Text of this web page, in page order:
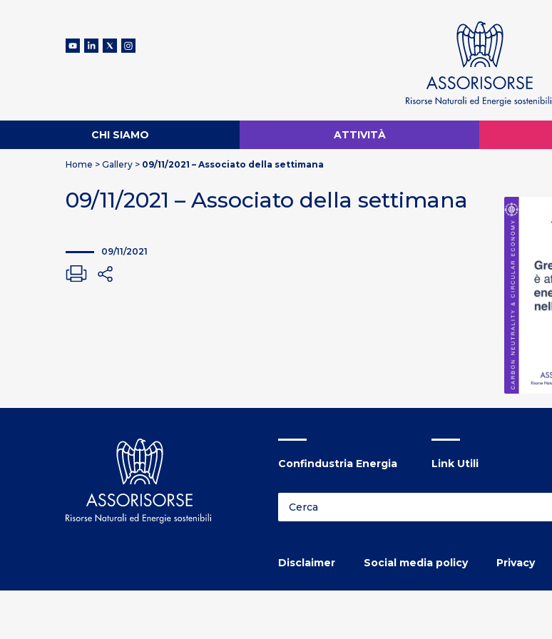
CHI SIAMO ATTIVITÀ
Home > Gallery > 09/11/2021 – Associato della settimana
09/11/2021 – Associato della settimana
09/11/2021
Confindustria Energia Link Utili
Disclaimer Social media policy Privacy